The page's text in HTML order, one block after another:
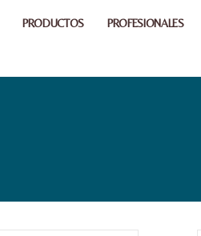
PRODUCTOS PROFESIONALES